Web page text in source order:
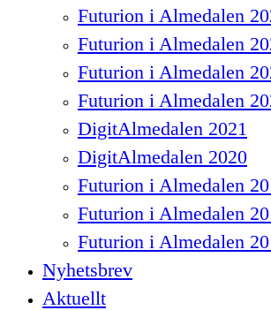
Futurion i Almedalen
Futurion i Almedalen
Futurion i Almedalen
Futurion i Almedalen
DigitAlmedalen 2021
DigitAlmedalen 2020
Futurion i Almedalen
Futurion i Almedalen
Futurion i Almedalen
Nyhetsbrev
Aktuellt